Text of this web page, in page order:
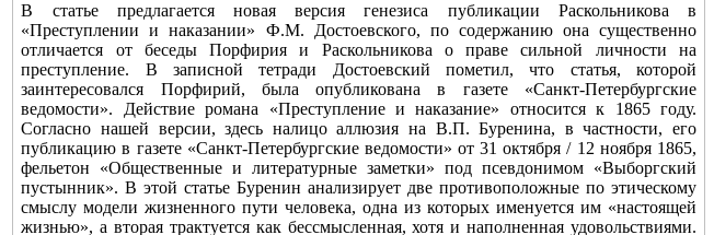
В статье предлагается новая версия генезиса публикации Раскольникова в
«Преступлении и наказании» Ф.М. Достоевского, по содержанию она существенно
отличается от беседы Порфирия и Раскольникова о праве сильной личности на
преступление. В записной тетради Достоевский пометил, что статья, которой
заинтересовался Порфирий, была опубликована в газете «Санкт-Петербургские
ведомости». Действие романа «Преступление и наказание» относится к 1865 году.
Согласно нашей версии, здесь налицо аллюзия на В.П. Буренина, в частности, его
публикацию в газете «Санкт-Петербургские ведомости» от 31 октября / 12 ноября 1865,
фельетон «Общественные и литературные заметки» под псевдонимом «Выборгский
пустынник». В этой статье Буренин анализирует две противоположные по этическому
смыслу модели жизненного пути человека, одна из которых именуется им «настоящей
жизнью», а вторая трактуется как бессмысленная, хотя и наполненная удовольствиями.